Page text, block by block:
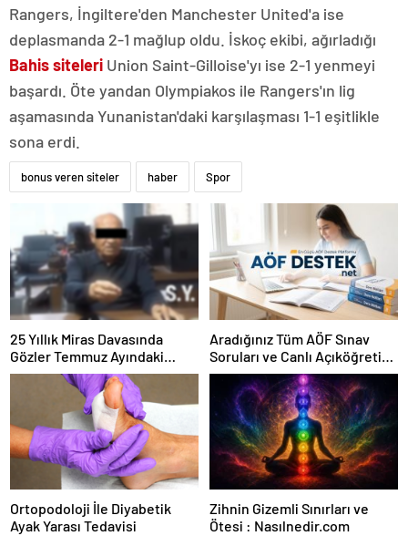
Rangers, İngiltere'den Manchester United'a ise
deplasmanda 2-1 mağlup oldu. İskoç ekibi, ağırladığı
Bahis siteleri Union Saint-Gilloise'yı ise 2-1 yenmeyi
başardı. Öte yandan Olympiakos ile Rangers'ın lig
aşamasında Yunanistan'daki karşılaşması 1-1 eşitlikle
sona erdi.
bonus veren siteler haber Spor
25 Yıllık Miras Davasında
Gözler Temmuz Ayındaki
Karar Duruşmasına Çevrildi
Aradığınız Tüm AÖF Sınav
Soruları ve Canlı Açıköğretim
Forumu Burada
Ortopodoloji İle Diyabetik
Ayak Yarası Tedavisi
Zihnin Gizemli Sınırları ve
Ötesi : Nasılnedir.com